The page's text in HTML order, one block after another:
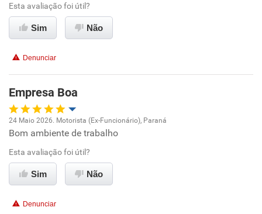
Ambiente de trabalho
Conciliação com a vida familiar
Recomenda esta empresa
Recomenda a diretoria
Esta avaliação foi útil?
Sim Não
Denunciar
Empresa Boa
Oportunidade de promoção
Ambiente de trabalho
24 Maio 2026. Motorista (Ex-Funcionário), Paraná
Bom ambiente de trabalho
Esta avaliação foi útil?
Sim Não
Denunciar